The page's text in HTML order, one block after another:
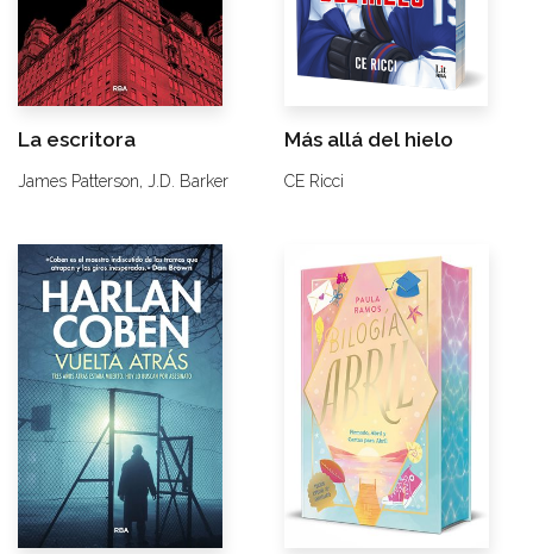
La escritora
James Patterson, J.D. Barker
Más allá del hielo
CE Ricci